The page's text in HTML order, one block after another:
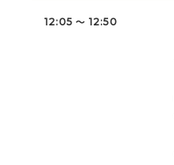
12:05 ～ 12:50